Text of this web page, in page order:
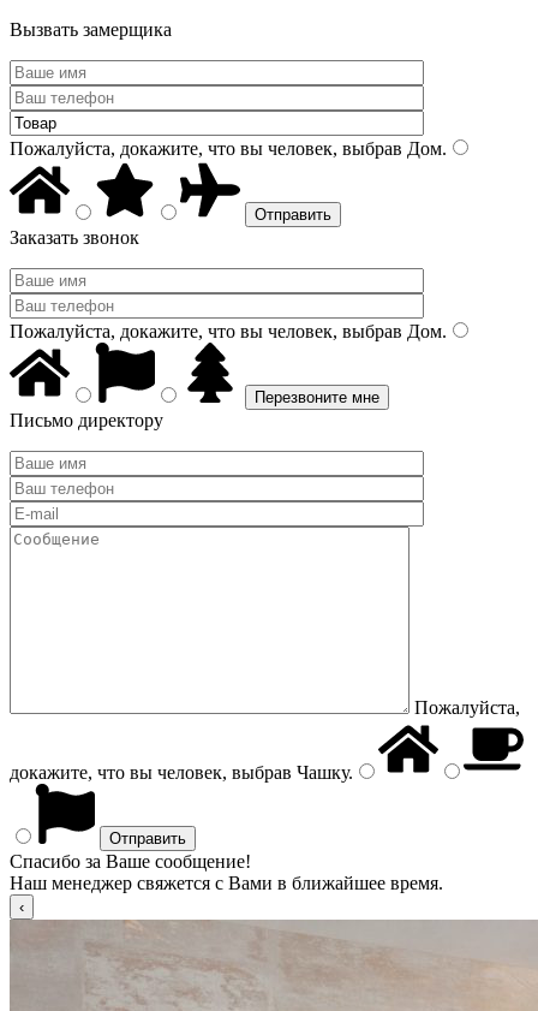
Вызвать замерщика
Пожалуйста, докажите, что вы человек, выбрав Дом.
Заказать звонок
Пожалуйста, докажите, что вы человек, выбрав Дом.
Письмо директору
Пожалуйста,
докажите, что вы человек, выбрав Чашку.
Спасибо за Ваше сообщение!
Наш менеджер свяжется с Вами в ближайшее время.